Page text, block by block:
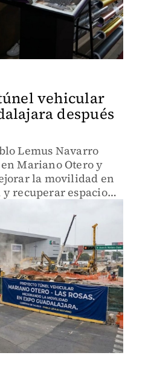
vehicular
después
Lemus Navarro
Mariano Otero y
la movilidad en
y recuperar espacio